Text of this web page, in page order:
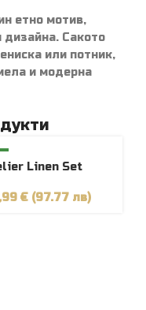
етно мотив,
Сакото
или потник,
и модерна
Linen Set
€ (97.77 лв)